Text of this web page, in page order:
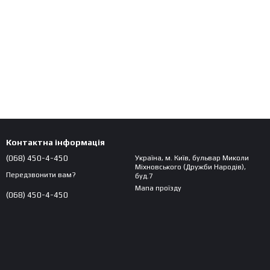
Контактна інформація
(068) 450-4-450
Передзвонити вам?
(068) 450-4-450
Україна, м. Київ, бульвар Миколи
Міхновського (Дружби Народів),
буд.7
Мапа проїзду